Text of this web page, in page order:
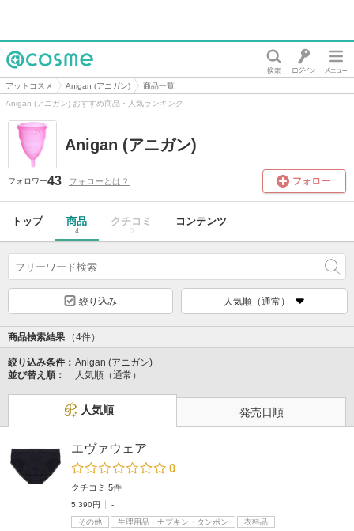
@cosme
アットコスメ Anigan (アニガン)
商品一覧
Anigan (アニガン) おすすめ商品・人気ランキング
Anigan (アニガン)
フォロワー43 フォローとは？ フォロー
トップ 商品
4
クチコミ
0
コンテンツ
絞り込み 人気順（通常）
商品検索結果 （4件）
絞り込み条件： Anigan (アニガン)
並び替え順：
人気順（通常）
人気順 発売日順
エヴァウェア
0
クチコミ 5件
5,390円
-
その他
生理用品・ナプキン・タンポン 衣料品